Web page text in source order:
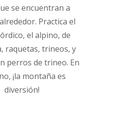
se encuentran a
Practica el
el alpino, de
raquetas, trineos, y
perros de trineo. En
¡la montaña es
diversión!